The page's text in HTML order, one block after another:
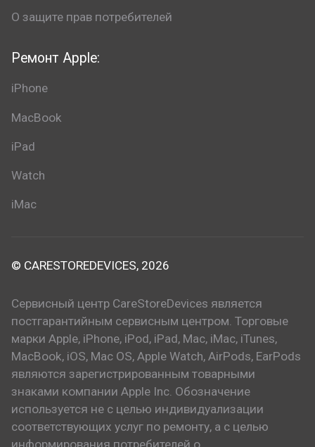
Ремонт Apple:
iPhone
MacBook
iPad
Watch
iMac
О защите прав потребителей
© CARESTOREDEVICES, 2026
Сервисный центр CareStoreDevices является
постгарантийным сервисным центром. Торговые
марки Apple, iPhone, iPod, iPad, Mac, iMac, iTunes,
MacBook, iOS, Mac OS, Apple Watch, AirPods, EarPods
являются зарегистрированным товарными
знаками компании Apple Inc. Обозначение
используется не с целью индивидуализации
соответствующих услуг по ремонту, а с целью
информирования потребителей о